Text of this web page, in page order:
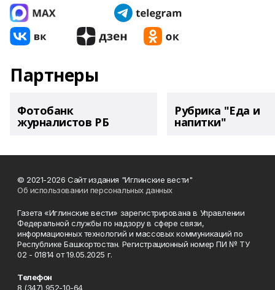
Партнеры
Фотобанк
журналистов РБ
Рубрика "Еда и
напитки"
© 2021-2026 Сайт издания "Иглинские вести"
Об использовании персональных данных
Газета «Иглинские вести» зарегистрирована в Управлении
Федеральной службы по надзору в сфере связи,
информационных технологий и массовых коммуникаций по
Республике Башкортостан. Регистрационный номер ПИ № ТУ
02 - 01814 от 19.05.2025 г.
Телефон
8 (347) 952-10-64